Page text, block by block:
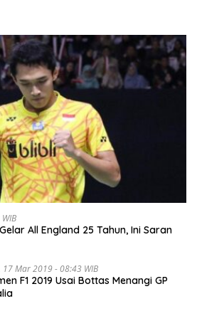
All England 25 Tahun, Ini Saran
17 Mar 2019 - 08:43 WIB
F1 2019 Usai Bottas Menangi GP